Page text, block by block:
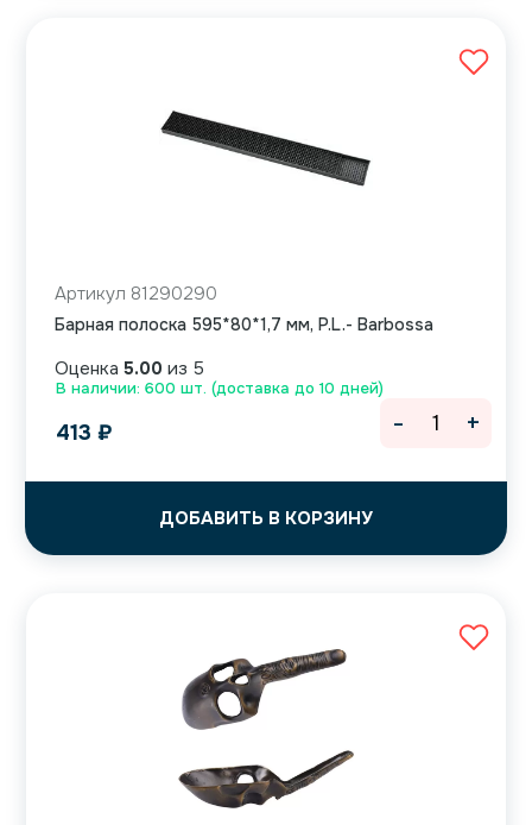
В наличии: 600 шт. (доставка до 10 дней)
Артикул 81290290
Барная полоска 595*80*1,7 мм, P.L.- Barbossa
Оценка 5.00 из 5
413 ₽
ДОБАВИТЬ В КОРЗИНУ
- +